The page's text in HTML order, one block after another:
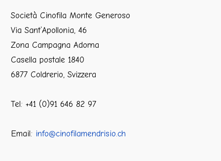
Società Cinofila Monte Generoso
Via Sant’Apollonia, 46
Zona Campagna Adorna
Casella postale 1840
6877 Coldrerio, Svizzera
Tel: +41 (0)91 646 82 97
Email: info@cinofilamendrisio.ch